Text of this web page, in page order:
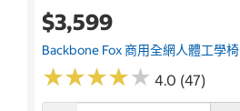
$3,599
Backbone Fox 商用全網人體工學椅
★★★★★
★★★★★ 4.0 (47)